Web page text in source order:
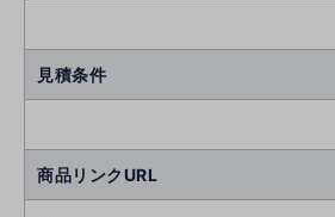
見積条件
商品リンクURL